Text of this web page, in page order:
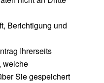
Berichtigung und
Ihrerseits
welche
Sie gespeichert